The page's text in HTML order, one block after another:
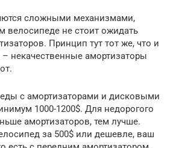
сложными механизмами,
велосипеде не стоит ожидать
Принцип тут тот же, что и
некачественные амортизаторы
с амортизаторами и дисковыми
1000-1200$. Для недорогого
амортизаторов, тем лучше.
за 500$ или дешевле, ваш